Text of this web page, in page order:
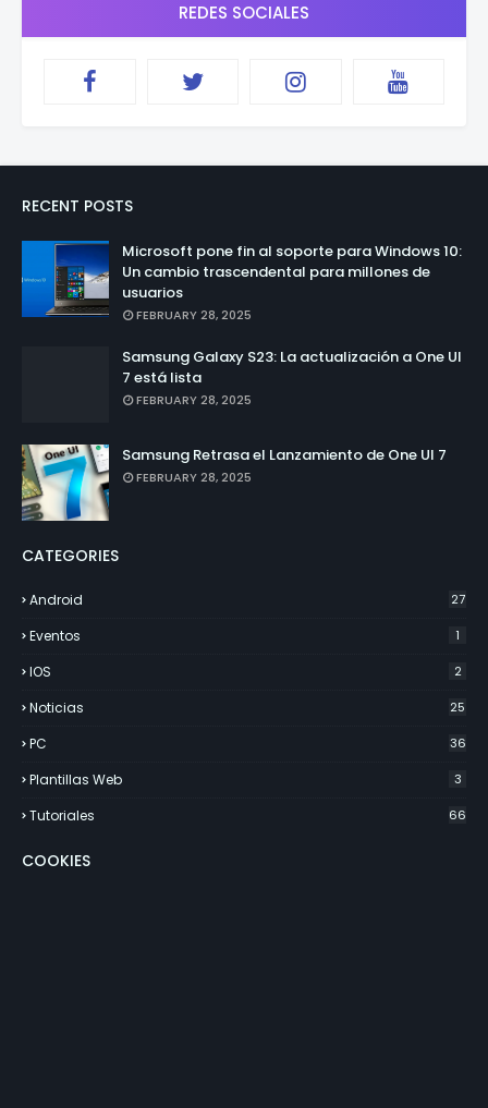
REDES SOCIALES
RECENT POSTS
Microsoft pone fin al soporte para Windows 10:
Un cambio trascendental para millones de
usuarios
FEBRUARY 28, 2025
Samsung Galaxy S23: La actualización a One UI
7 está lista
FEBRUARY 28, 2025
Samsung Retrasa el Lanzamiento de One UI 7
FEBRUARY 28, 2025
CATEGORIES
Android 27
Eventos 1
IOS 2
Noticias 25
PC 36
Plantillas Web 3
Tutoriales 66
COOKIES